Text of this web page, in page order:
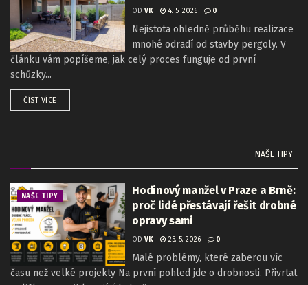
OD VK 4. 5. 2026 0
Nejistota ohledně průběhu realizace
mnohé odradí od stavby pergoly. V
článku vám popíšeme, jak celý proces funguje od první
schůzky...
ČÍST VÍCE
NAŠE TIPY
NAŠE TIPY
Hodinový manžel v Praze a Brně:
proč lidé přestávají řešit drobné
opravy sami
OD VK 25. 5. 2026 0
Malé problémy, které zaberou víc
času než velké projekty Na první pohled jde o drobnosti. Přivrtat